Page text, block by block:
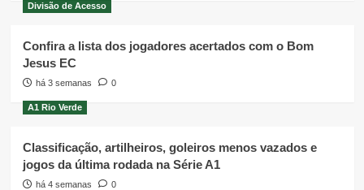
Divisão de Acesso
Confira a lista dos jogadores acertados com o Bom
Jesus EC
há 3 semanas 0
A1 Rio Verde
Classificação, artilheiros, goleiros menos vazados e
jogos da última rodada na Série A1
há 4 semanas 0